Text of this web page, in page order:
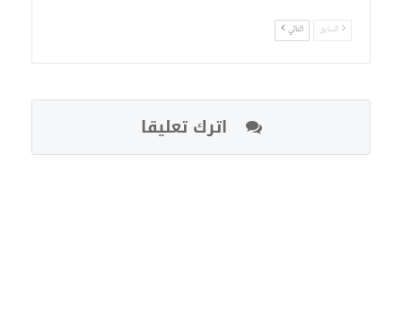
السابق التالي
اترك تعليقا